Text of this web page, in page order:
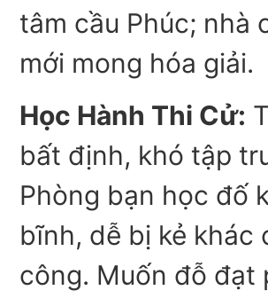
tâm cầu Phúc; nhà
mới mong hóa giải.
Học Hành Thi Cử:
bất định, khó tập
Phòng bạn học đố
bĩnh, dễ bị kẻ khác
công. Muốn đỗ đạt